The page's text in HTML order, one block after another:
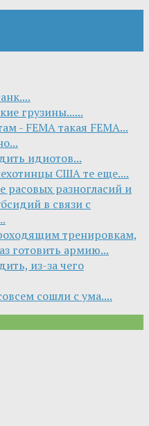
грузины......
- FEMA такая FEMA...
идиотов...
США те еще....
расовых разногласий и
в связи с
тренировкам,
готовить армию...
из-за чего
сошли с ума....